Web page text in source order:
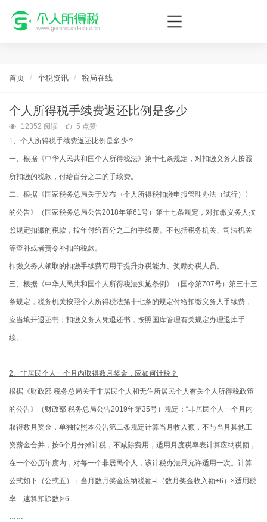
个人所得税网，最新个税资讯平台，您的个税管理专家！
首页 个税资讯 税局在线
个人所得税手续费返还比例是多少
12352 阅读
5 点赞
1、个人所得税手续费返还比例是多少？
一、根据《中华人民共和国个人所得税法》第十七条规定，对扣缴义务人按照
所扣缴的税款，付给百分之二的手续费。
二、根据《国家税务总局关于发布〈个人所得税扣缴申报管理办法（试行）〉
的公告》（国家税务总局公告2018年第61号）第十七条规定，对扣缴义务人按
照规定扣缴的税款，按年付给百分之二的手续费。不包括税务机关、司法机关
等查补或者责令补扣的税款。
扣缴义务人领取的扣缴手续费可用于提升办税能力、奖励办税人员。
三、根据《中华人民共和国个人所得税法实施条例》（国令第707号）第三十三
条规定，税务机关按照个人所得税法第十七条的规定付给扣缴义务人手续费，
应当填开退还书；扣缴义务人凭退还书，按照国库管理有关规定办理退库手
续。
2、非居民个人一个月内取得数月奖金，应如何计税？
根据《财政部 税务总局关于非居民个人和无住所居民个人有关个人所得税政策
的公告》（财政部 税务总局公告2019年第35号）规定：“非居民个人一个月内
取得数月奖金，单独按照本公告第二条规定计算当月收入额，不与当月其他工
资薪金合并，按6个月分摊计税，不减除费用，适用月度税率表计算应纳税额，
在一个公历年度内，对每一个非居民个人，该计税办法只允许适用一次。计算
公式如下（公式五）：当月数月奖金应纳税额=[（数月奖金收入额÷6）×适用税
率－速算扣除数]×6